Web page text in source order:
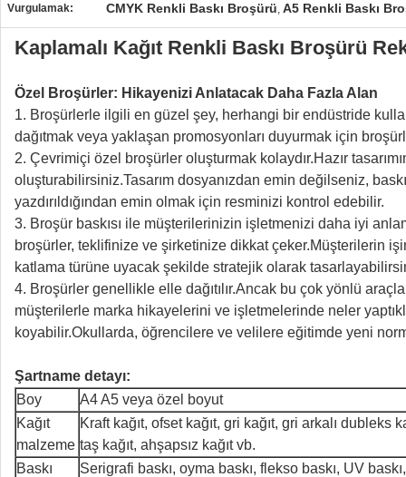
Vurgulamak: CMYK Renkli Baskı Broşürü, A5 Renkli Baskı
Kaplamalı Kağıt Renkli Baskı Broşürü
Özel Broşürler: Hikayenizi Anlatacak Daha Fazla Alan
1. Broşürlerle ilgili en güzel şey, herhangi bir endüstride
dağıtmak veya yaklaşan promosyonları duyurmak için
2. Çevrimiçi özel broşürler oluşturmak kolaydır.Hazır
oluşturabilirsiniz.Tasarım dosyanızdan emin değilseniz,
yazdırıldığından emin olmak için resminizi kontrol edebilir.
3. Broşür baskısı ile müşterilerinizin işletmenizi daha iyi
broşürler, teklifinize ve şirketinize dikkat çeker.Müşterilerin
katlama türüne uyacak şekilde stratejik olarak
4. Broşürler genellikle elle dağıtılır.Ancak bu çok yönlü
müşterilerle marka hikayelerini ve işletmelerinde neler
koyabilir.Okullarda, öğrencilere ve velilere eğitimde yeni
Şartname detayı:
Boy
A4 A5 veya özel boyut
Kağıt
malzeme
Kraft kağıt, ofset kağıt, gri kağıt, gri arkalı dubleks
taş kağıt, ahşapsız kağıt vb.
Baskı
Serigrafi baskı, oyma baskı, flekso baskı, UV